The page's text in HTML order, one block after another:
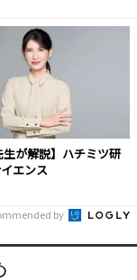
生が解説】ハチミツ研
エンス
by